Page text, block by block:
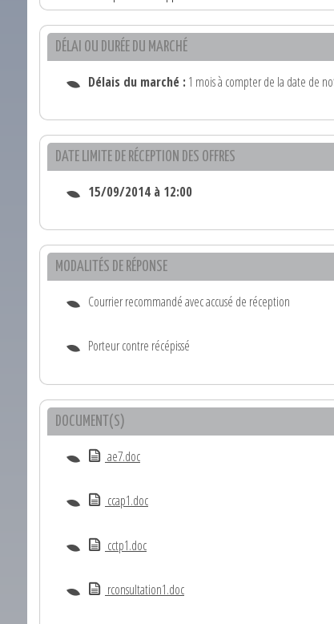
DÉLAI OU DURÉE DU MARCHÉ
Délais du marché : 1 mois à compter de la date de
DATE LIMITE DE RÉCEPTION DES OFFRES
15/09/2014 à 12:00
MODALITÉS DE RÉPONSE
Courrier recommandé avec accusé de réception
Porteur contre récépissé
DOCUMENT(S)
ae7.doc
ccap1.doc
cctp1.doc
rconsultation1.doc